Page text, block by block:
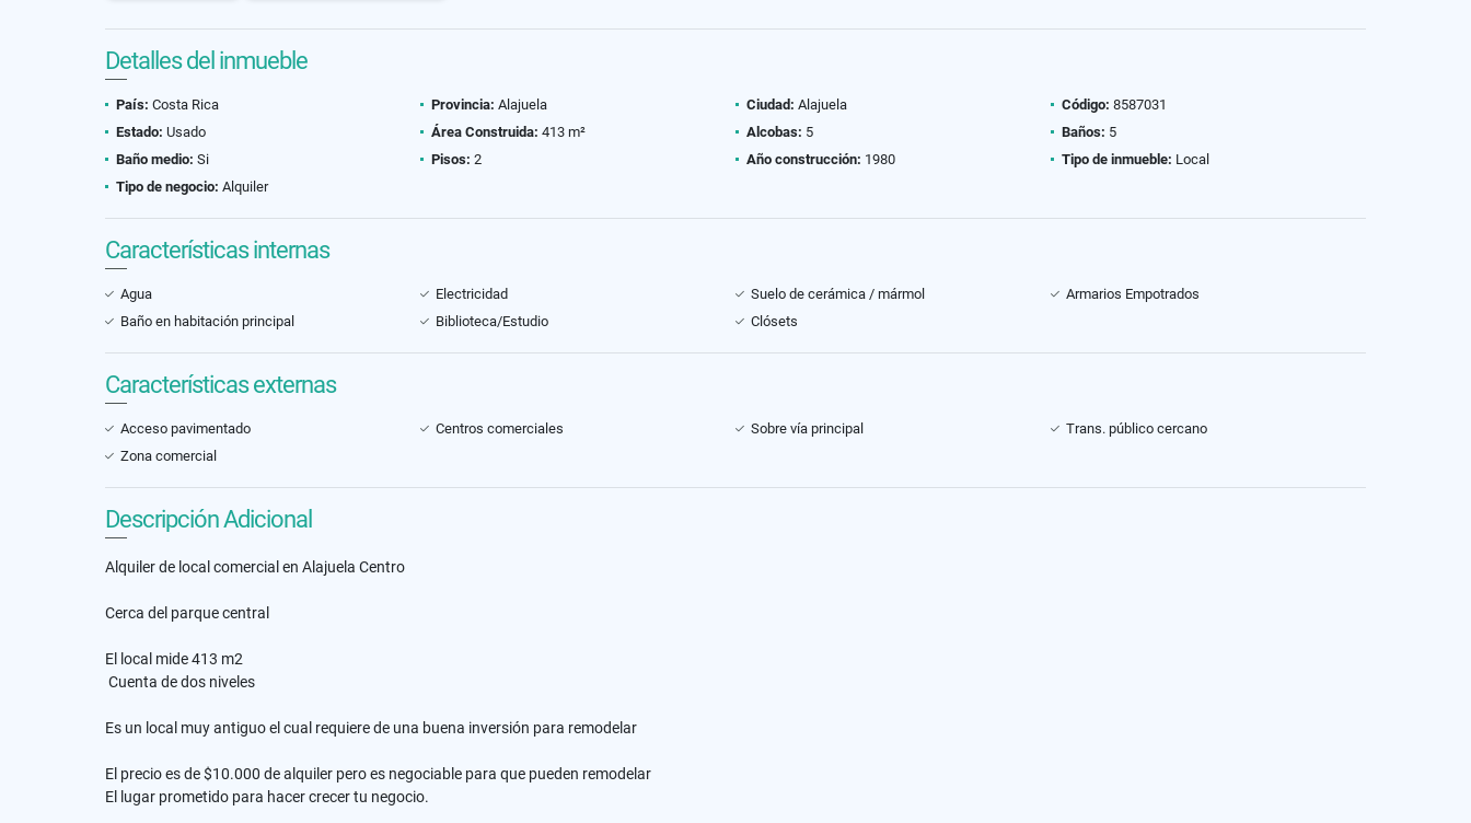
Detalles del inmueble
País: Costa Rica Provincia: Alajuela Ciudad: Alajuela Código: 8587031
Estado: Usado Área Construida: 413 m² Alcobas: 5 Baños: 5
Baño medio: Si Pisos: 2 Año construcción: 1980 Tipo de inmueble: Local
Tipo de negocio: Alquiler
Características internas
Agua Electricidad Suelo de cerámica / mármol
Armarios Empotrados
Baño en habitación principal
Biblioteca/Estudio Clósets
Características externas
Acceso pavimentado Centros comerciales Sobre vía principal
Trans. público cercano
Zona comercial
Descripción Adicional
Alquiler de local comercial en Alajuela Centro
Cerca del parque central
El local mide 413 m2
Cuenta de dos niveles
Es un local muy antiguo el cual requiere de una buena inversión para remodelar
El precio es de $10.000 de alquiler pero es negociable para que pueden remodelar
El lugar prometido para hacer crecer tu negocio.